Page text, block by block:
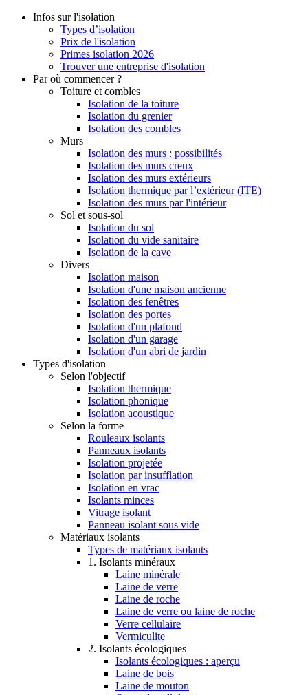
Infos sur l'isolation
Types d’isolation
Prix de l'isolation
Primes isolation 2026
Trouver une entreprise d'isolation
Par où commencer ?
Toiture et combles
Isolation de la toiture
Isolation du grenier
Isolation des combles
Murs
Isolation des murs : possibilités
Isolation des murs creux
Isolation des murs extérieurs
Isolation thermique par l’extérieur (ITE)
Isolation des murs par l'intérieur
Sol et sous-sol
Isolation du sol
Isolation du vide sanitaire
Isolation de la cave
Divers
Isolation maison
Isolation d'une maison ancienne
Isolation des fenêtres
Isolation des portes
Isolation d'un plafond
Isolation d'un garage
Isolation d'un abri de jardin
Types d'isolation
Selon l'objectif
Isolation thermique
Isolation phonique
Isolation acoustique
Selon la forme
Rouleaux isolants
Panneaux isolants
Isolation projetée
Isolation par insufflation
Isolation en vrac
Isolants minces
Vitrage isolant
Panneau isolant sous vide
Matériaux isolants
Types de matériaux isolants
1. Isolants minéraux
Laine minérale
Laine de verre
Laine de roche
Laine de verre ou laine de roche
Verre cellulaire
Vermiculite
2. Isolants écologiques
Isolants écologiques : aperçu
Laine de bois
Laine de mouton